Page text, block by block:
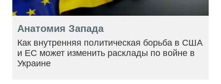
Анатомия Запада
Как внутренняя политическая борьба в США
и ЕС может изменить расклады по войне в
Украине